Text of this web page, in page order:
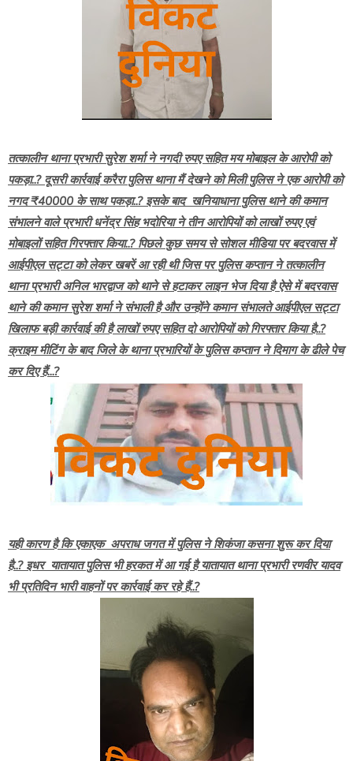
तत्कालीन थाना प्रभारी सुरेश शर्मा ने नगदी रुपए सहित मय मोबाइल के आरोपी को
पकड़ा..? दूसरी कार्रवाई करैरा पुलिस थाना मैं देखने को मिली पुलिस ने एक आरोपी को
नगद ₹40000 के साथ पकड़ा..? इसके बाद खनियाधाना पुलिस थाने की कमान
संभालने वाले प्रभारी धनेंद्र सिंह भदोरिया ने तीन आरोपियों को लाखों रुपए एवं
मोबाइलों सहित गिरफ्तार किया..? पिछले कुछ समय से सोशल मीडिया पर बदरवास में
आईपीएल सट्टा को लेकर खबरें आ रही थी जिस पर पुलिस कप्तान ने तत्कालीन
थाना प्रभारी अनिल भारद्वाज को थाने से हटाकर लाइन भेज दिया है ऐसे में बदरवास
थाने की कमान सुरेश शर्मा ने संभाली है और उन्होंने कमान संभालते आईपीएल सट्टा
खिलाफ बड़ी कार्रवाई की है लाखों रुपए सहित दो आरोपियों को गिरफ्तार किया है..?
क्राइम मीटिंग के बाद जिले के थाना प्रभारियों के पुलिस कप्तान ने दिमाग के ढीले पेच
कर दिए हैं...?
यही कारण है कि एकाएक अपराध जगत में पुलिस ने शिकंजा कसना शुरू कर दिया
है..? इधर यातायात पुलिस भी हरकत में आ गई है यातायात थाना प्रभारी रणवीर यादव
भी प्रतिदिन भारी वाहनों पर कार्रवाई कर रहे हैं..?